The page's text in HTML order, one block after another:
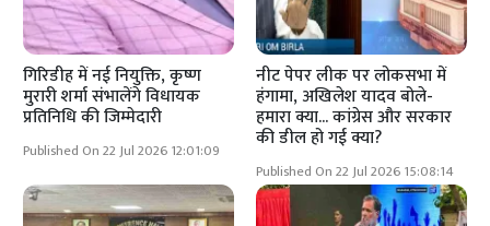
गिरिडीह में नई नियुक्ति, कृष्ण
मुरारी शर्मा संभालेंगे विधायक
प्रतिनिधि की जिम्मेदारी
Published On 22 Jul 2026 12:01:09
नीट पेपर लीक पर लोकसभा में
हंगामा, अखिलेश यादव बोले-
हमारा क्या... कांग्रेस और सरकार
की डील हो गई क्या?
Published On 22 Jul 2026 15:08:14